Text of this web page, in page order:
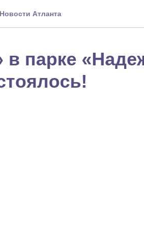
Новости Атланта
в парке